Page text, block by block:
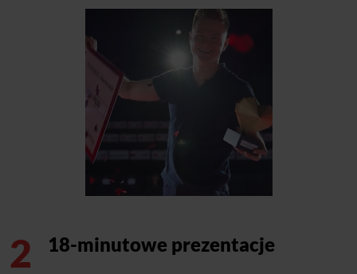
2 18-minutowe prezentacje